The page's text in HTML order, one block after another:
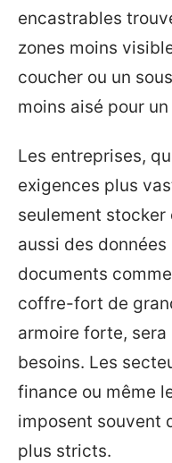
encastrables
zones moins
coucher ou un
moins aisé pour
Les entreprises,
exigences plus
seulement stocker
aussi des
documents
coffre-fort de
armoire forte,
besoins. Les
finance ou même
imposent souvent
plus stricts.